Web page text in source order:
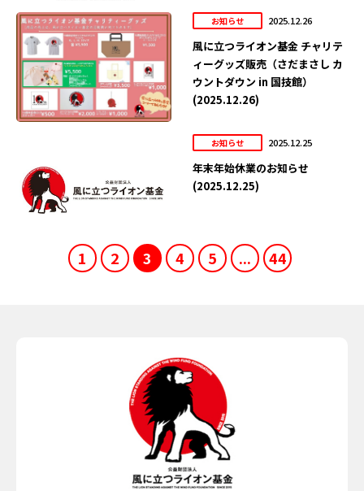
お知らせ 2025.12.26
風に立つライオン基金 チャリテ
ィーグッズ販売（さだまさし カ
ウントダウン in 国技館）
(2025.12.26)
お知らせ 2025.12.25
年末年始休業のお知らせ
(2025.12.25)
1 2 3 4 5 ... 44